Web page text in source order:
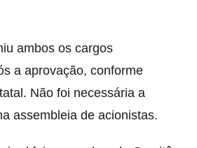
ambos os cargos
a aprovação, conforme
Não foi necessária a
assembleia de acionistas.